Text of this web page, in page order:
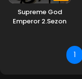
Supreme God
Emperor 2.Sezon
1